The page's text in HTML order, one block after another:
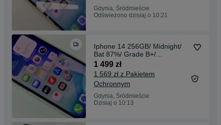
Gdynia, Śródmieście
Odświeżono dzisiaj o 10:21
Iphone 14 256GB/ Midnight/
Bat 87%/ Grade B+/
Gwarancja + ładowarka
1 499 zł
1 569 zł z Pakietem
Ochronnym
Gdynia, Śródmieście
Dzisiaj o 10:13